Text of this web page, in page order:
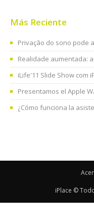
Más Reciente
Privação do sono pode
Realidade aumentada:
iLife'11 Slide Show com
Presentamos el Apple
¿Cómo funciona la
iPlace ©